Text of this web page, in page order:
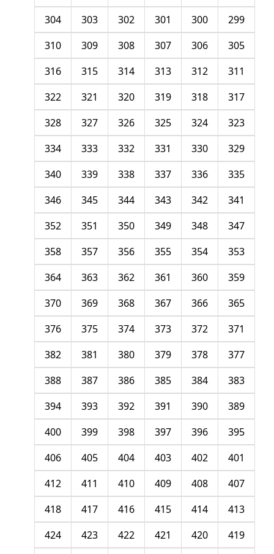
299
300
301
302
303
304
305
306
307
308
309
310
311
312
313
314
315
316
317
318
319
320
321
322
323
324
325
326
327
328
329
330
331
332
333
334
335
336
337
338
339
340
341
342
343
344
345
346
347
348
349
350
351
352
353
354
355
356
357
358
359
360
361
362
363
364
365
366
367
368
369
370
371
372
373
374
375
376
377
378
379
380
381
382
383
384
385
386
387
388
389
390
391
392
393
394
395
396
397
398
399
400
401
402
403
404
405
406
407
408
409
410
411
412
413
414
415
416
417
418
419
420
421
422
423
424